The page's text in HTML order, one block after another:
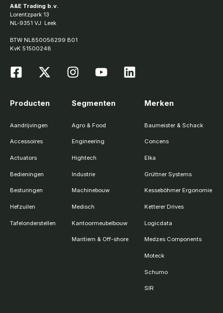
A&E Trading b.v.
Lorentzpark 13
NL-9351 VJ Leek
BTW NL850056299 B01
KvK 51500248
Producten
Aandrijvingen
Accessoires
Actuators
Bedieningen
Besturingen
Hefzuilen
Tafelonderstellen
Segmenten
Agro & Food
Engineering
Hightech
Industrie
Machinebouw
Medisch
Kantoormeubelbouw
Maritiem & Off-shore
Merken
Baumeister & Schack
Concens
Elka
Grüttner Systems
Kesseböhmer Ergonomie
Ketterer Drives
Logicdata
Medzes Components
Moteck
Schumo
SIR